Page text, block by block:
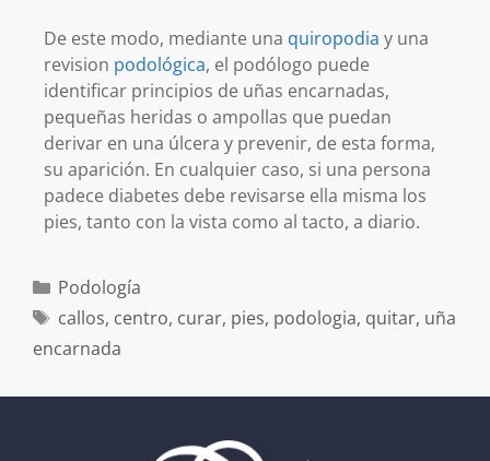
De este modo, mediante una quiropodia y una
revision podológica, el podólogo puede
identificar principios de uñas encarnadas,
pequeñas heridas o ampollas que puedan
derivar en una úlcera y prevenir, de esta forma,
su aparición. En cualquier caso, si una persona
padece diabetes debe revisarse ella misma los
pies, tanto con la vista como al tacto, a diario.
Podología
callos, centro, curar, pies, podologia, quitar, uña
encarnada